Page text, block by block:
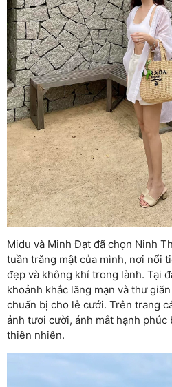
Midu và Minh Đạt đã chọn Ninh
tuần trăng mật của mình, nơi nổi
đẹp và không khí trong lành. Tại
khoảnh khắc lãng mạn và thư
chuẩn bị cho lễ cưới. Trên trang
ảnh tươi cười, ánh mắt hạnh phúc
thiên nhiên.